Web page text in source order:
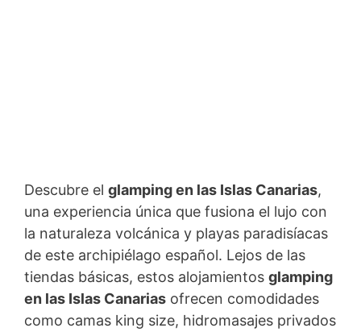
Descubre el glamping en las Islas Canarias,
una experiencia única que fusiona el lujo con
la naturaleza volcánica y playas paradisíacas
de este archipiélago español. Lejos de las
tiendas básicas, estos alojamientos glamping
en las Islas Canarias ofrecen comodidades
como camas king size, hidromasajes privados